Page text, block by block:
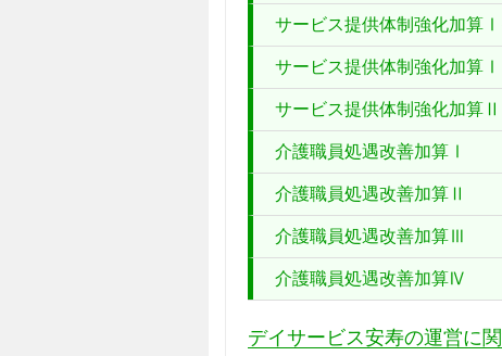
サービス提供体制強化加算Ⅰ
サービス提供体制強化加算Ⅰ
サービス提供体制強化加算Ⅱ
介護職員処遇改善加算Ⅰ
介護職員処遇改善加算Ⅱ
介護職員処遇改善加算Ⅲ
介護職員処遇改善加算Ⅳ
デイサービス安寿の運営に